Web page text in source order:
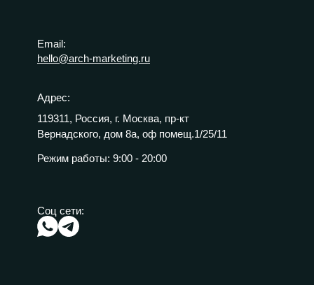
Адрес:
119311, Россия, г. Москва, пр-кт
Вернадского, дом 8а, оф помещ.1/25/11
Режим работы: 9:00 - 20:00
Соц сети:
Email:
hello@arch-marketing.ru